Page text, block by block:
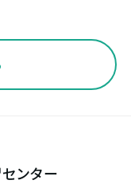
ンター